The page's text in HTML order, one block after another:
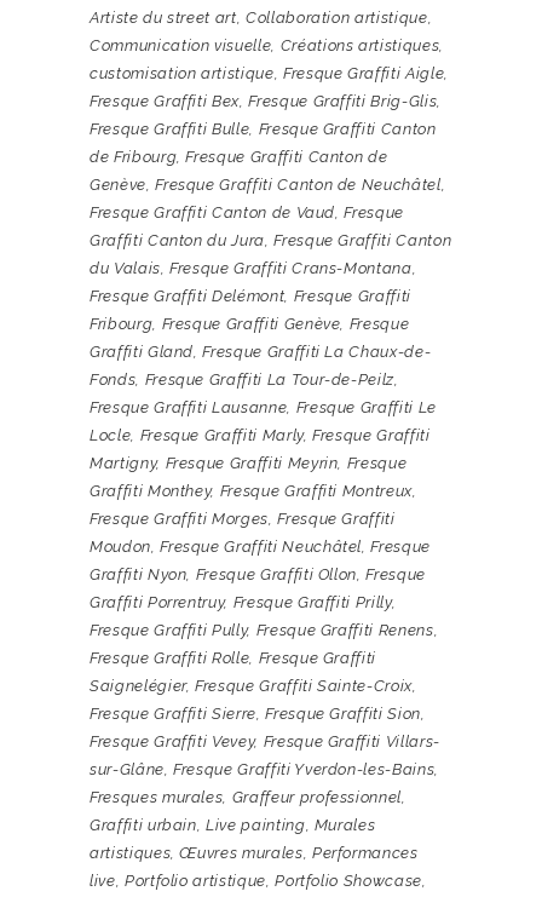
Artiste du street art Collaboration artistique
Communication visuelle Créations artistiques
customisation artistique Fresque Graffiti Aigle
Fresque Graffiti Bex ,Fresque Graffiti Brig-Glis
Fresque Graffiti Bulle Fresque Graffiti Canton
de Fribourg ,Fresque Graffiti Canton de
Genève ,Fresque Graffiti Canton de Neuchâtel
Fresque Graffiti Canton de Vaud ,Fresque
Graffiti Canton du Jura ,Fresque Graffiti Canton
du Valais ,Fresque Graffiti Crans-Montana
Fresque Graffiti Delémont Fresque Graffiti
Fribourg Fresque Graffiti Genève Fresque
Graffiti Gland ,Fresque Graffiti La Chaux-de-
Fonds Fresque Graffiti La Tour-de-Peilz
Fresque Graffiti Lausanne Fresque Graffiti Le
Locle Fresque Graffiti Marly,Fresque Graffiti
Martigny, Fresque Graffiti Meyrin Fresque
Graffiti Monthey, Fresque Graffiti Montreux,
Fresque Graffiti Morges ,Fresque Graffiti
Moudon ,Fresque Graffiti Neuchâtel ,Fresque
Graffiti Nyon Fresque Graffiti Ollon ,Fresque
Graffiti Porrentruy, Fresque Graffiti Prilly,
Fresque Graffiti Pully, Fresque Graffiti Renens
Fresque Graffiti Rolle Fresque Graffiti
Saignelégier,Fresque Graffiti Sainte-Croix,
Fresque Graffiti Sierre ,Fresque Graffiti Sion
Fresque Graffiti Vevey, Fresque Graffiti Villars-
sur-Glâne ,Fresque Graffiti Yverdon-les-Bains
Fresques murales Graffeur professionnel
Graffiti urbain ,Live painting Murales
artistiques ,Œuvres murales Performances
live Portfolio artistique ,Portfolio Showcase